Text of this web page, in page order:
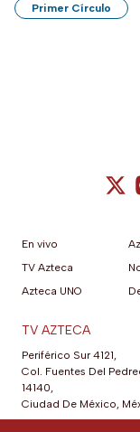
Primer Círculo
En vivo
TV Azteca
Azteca UNO
TV AZTECA
Periférico Sur 4121,
Col. Fuentes Del
14140,
Ciudad De México,